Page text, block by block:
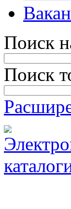
Поиск
Поиск